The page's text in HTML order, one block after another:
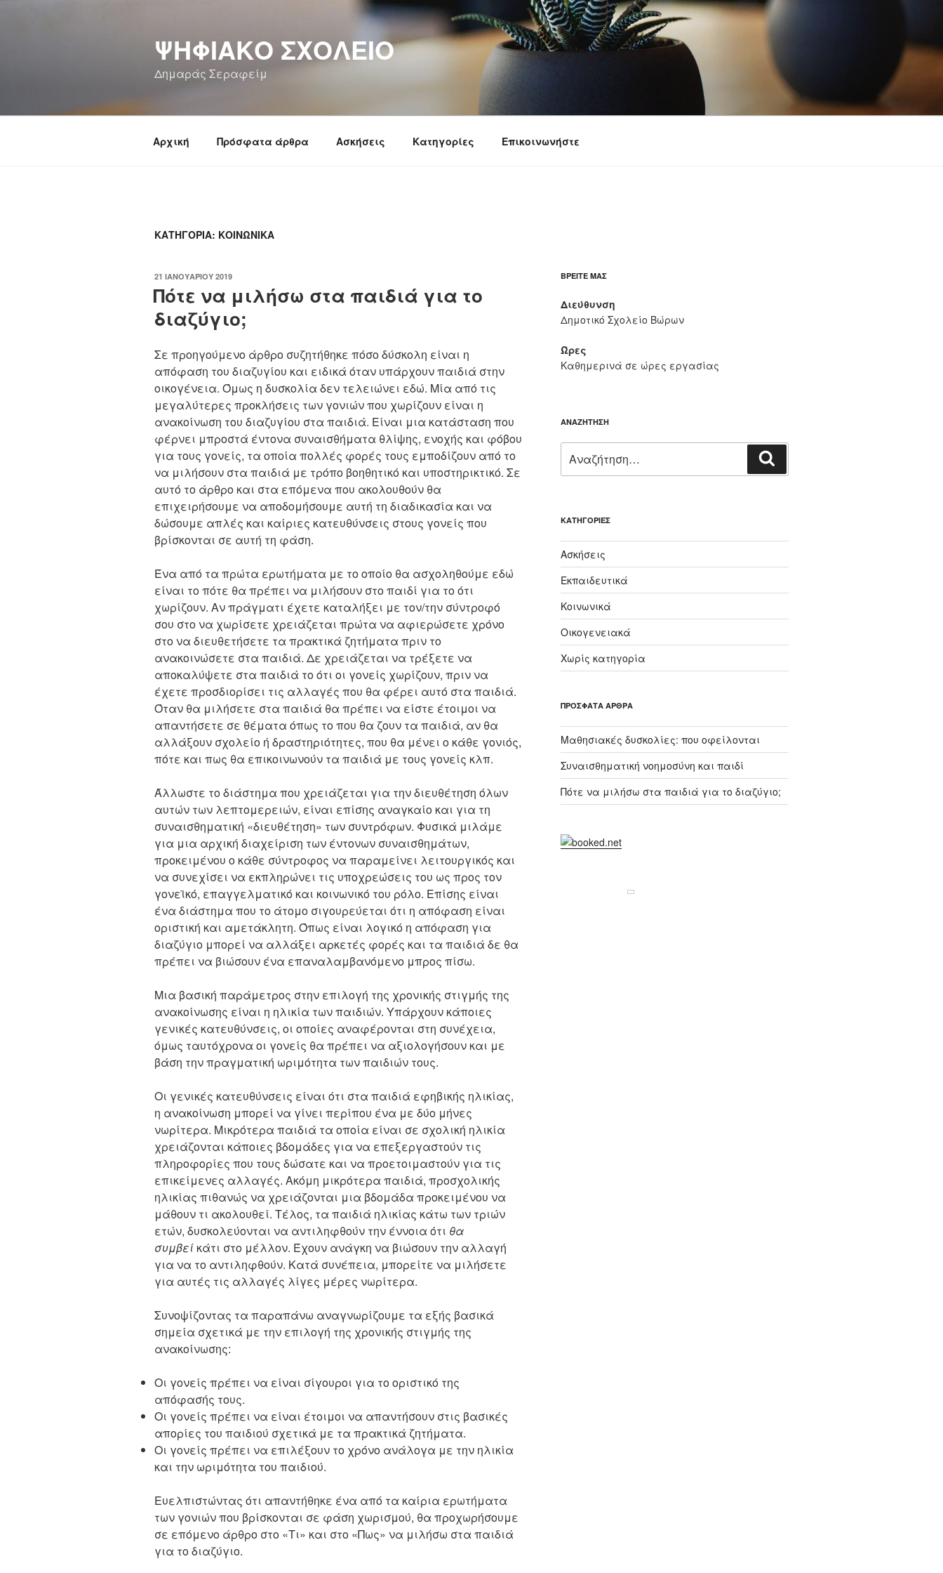
ΨΗΦΙΑΚΌ ΣΧΟΛΕΊΟ
Δημαράς Σεραφείμ
Αρχική Πρόσφατα άρθρα Ασκήσεις Κατηγορίες Επικοινωνήστε
ΚΑΤΗΓΟΡΊΑ: ΚΟΙΝΩΝΙΚΆ
ΔΗΜΟΣΙΕΎΤΗΚΕ
ΣΤΙΣ
21 ΙΑΝΟΥΑΡΊΟΥ 2019
Πότε να μιλήσω στα παιδιά για το
διαζύγιο;
Σε προηγούμενο άρθρο συζητήθηκε πόσο δύσκολη είναι η
απόφαση του διαζυγίου και ειδικά όταν υπάρχουν παιδιά στην
οικογένεια. Όμως η δυσκολία δεν τελειώνει εδώ. Μία από τις
μεγαλύτερες προκλήσεις των γονιών που χωρίζουν είναι η
ανακοίνωση του διαζυγίου στα παιδιά. Είναι μια κατάσταση που
φέρνει μπροστά έντονα συναισθήματα θλίψης, ενοχής και φόβου
για τους γονείς, τα οποία πολλές φορές τους εμποδίζουν από το
να μιλήσουν στα παιδιά με τρόπο βοηθητικό και υποστηρικτικό. Σε
αυτό το άρθρο και στα επόμενα που ακολουθούν θα
επιχειρήσουμε να αποδομήσουμε αυτή τη διαδικασία και να
δώσουμε απλές και καίριες κατευθύνσεις στους γονείς που
βρίσκονται σε αυτή τη φάση.
Ένα από τα πρώτα ερωτήματα με το οποίο θα ασχοληθούμε εδώ
είναι το πότε θα πρέπει να μιλήσουν στο παιδί για το ότι
χωρίζουν. Αν πράγματι έχετε καταλήξει με τον/την σύντροφό
σου στο να χωρίσετε χρειάζεται πρώτα να αφιερώσετε χρόνο
στο να διευθετήσετε τα πρακτικά ζητήματα πριν το
ανακοινώσετε στα παιδιά. Δε χρειάζεται να τρέξετε να
αποκαλύψετε στα παιδιά το ότι οι γονείς χωρίζουν, πριν να
έχετε προσδιορίσει τις αλλαγές που θα φέρει αυτό στα παιδιά.
Όταν θα μιλήσετε στα παιδιά θα πρέπει να είστε έτοιμοι να
απαντήσετε σε θέματα όπως το που θα ζουν τα παιδιά, αν θα
αλλάξουν σχολείο ή δραστηριότητες, που θα μένει ο κάθε γονιός,
πότε και πως θα επικοινωνούν τα παιδιά με τους γονείς κλπ.
Άλλωστε το διάστημα που χρειάζεται για την διευθέτηση όλων
αυτών των λεπτομερειών, είναι επίσης αναγκαίο και για τη
συναισθηματική «διευθέτηση» των συντρόφων. Φυσικά μιλάμε
για μια αρχική διαχείριση των έντονων συναισθημάτων,
προκειμένου ο κάθε σύντροφος να παραμείνει λειτουργικός και
να συνεχίσει να εκπληρώνει τις υποχρεώσεις του ως προς τον
γονεϊκό, επαγγελματικό και κοινωνικό του ρόλο. Επίσης είναι
ένα διάστημα που το άτομο σιγουρεύεται ότι η απόφαση είναι
οριστική και αμετάκλητη. Όπως είναι λογικό η απόφαση για
διαζύγιο μπορεί να αλλάξει αρκετές φορές και τα παιδιά δε θα
πρέπει να βιώσουν ένα επαναλαμβανόμενο μπρος πίσω.
Μια βασική παράμετρος στην επιλογή της χρονικής στιγμής της
ανακοίνωσης είναι η ηλικία των παιδιών. Υπάρχουν κάποιες
γενικές κατευθύνσεις, οι οποίες αναφέρονται στη συνέχεια,
όμως ταυτόχρονα οι γονείς θα πρέπει να αξιολογήσουν και με
βάση την πραγματική ωριμότητα των παιδιών τους.
Οι γενικές κατευθύνσεις είναι ότι στα παιδιά εφηβικής ηλικίας,
η ανακοίνωση μπορεί να γίνει περίπου ένα με δύο μήνες
νωρίτερα. Μικρότερα παιδιά τα οποία είναι σε σχολική ηλικία
χρειάζονται κάποιες βδομάδες για να επεξεργαστούν τις
πληροφορίες που τους δώσατε και να προετοιμαστούν για τις
επικείμενες αλλαγές. Ακόμη μικρότερα παιδιά, προσχολικής
ηλικίας πιθανώς να χρειάζονται μια βδομάδα προκειμένου να
μάθουν τι ακολουθεί. Τέλος, τα παιδιά ηλικίας κάτω των τριών
ετών, δυσκολεύονται να αντιληφθούν την έννοια ότι θα
συμβεί κάτι στο μέλλον. Έχουν ανάγκη να βιώσουν την αλλαγή
για να το αντιληφθούν. Κατά συνέπεια, μπορείτε να μιλήσετε
για αυτές τις αλλαγές λίγες μέρες νωρίτερα.
Συνοψίζοντας τα παραπάνω αναγνωρίζουμε τα εξής βασικά
σημεία σχετικά με την επιλογή της χρονικής στιγμής της
ανακοίνωσης:
Οι γονείς πρέπει να είναι σίγουροι για το οριστικό της
απόφασής τους.
Οι γονείς πρέπει να είναι έτοιμοι να απαντήσουν στις βασικές
απορίες του παιδιού σχετικά με τα πρακτικά ζητήματα.
Οι γονείς πρέπει να επιλέξουν το χρόνο ανάλογα με την ηλικία
και την ωριμότητα του παιδιού.
Ευελπιστώντας ότι απαντήθηκε ένα από τα καίρια ερωτήματα
των γονιών που βρίσκονται σε φάση χωρισμού, θα προχωρήσουμε
σε επόμενο άρθρο στο «Τι» και στο «Πως» να μιλήσω στα παιδιά
για το διαζύγιο.
ΒΡΕΊΤΕ ΜΑΣ
Διεύθυνση
Δημοτικό Σχολείο Βώρων
Ώρες
Καθημερινά σε ώρες εργασίας
ΑΝΑΖΉΤΗΣΗ
για:
KΑΤΗΓΟΡΊΕΣ
Ασκήσεις
Εκπαιδευτικά
Κοινωνικά
Οικογενειακά
Χωρίς κατηγορία
ΠΡΌΣΦΑΤΑ ΆΡΘΡΑ
Μαθησιακές δυσκολίες: που οφείλονται
Συναισθηματική νοημοσύνη και παιδί
Πότε να μιλήσω στα παιδιά για το διαζύγιο;